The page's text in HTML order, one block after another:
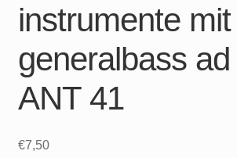
instrumente mit
generalbass
ANT 41
€7,50